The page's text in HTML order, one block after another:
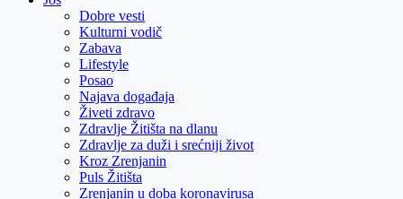
Dobre vesti
Kulturni vodič
Zabava
Lifestyle
Posao
Najava događaja
Živeti zdravo
Zdravlje Žitišta na dlanu
Zdravlje za duži i srećniji život
Kroz Zrenjanin
Puls Žitišta
Zrenjanin u doba koronavirusa